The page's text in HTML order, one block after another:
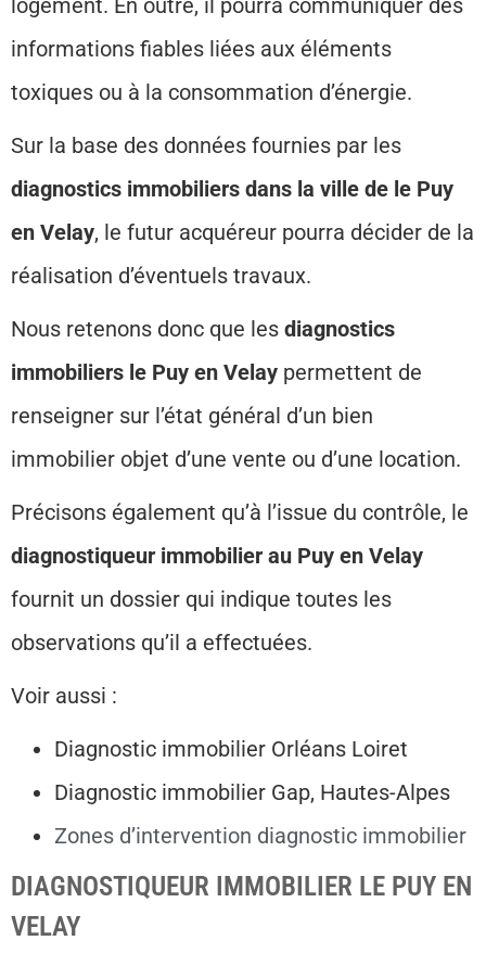
informations fiables liées aux éléments
toxiques ou à la consommation d’énergie.
Sur la base des données fournies par les
diagnostics immobiliers dans la ville de le Puy
en Velay, le futur acquéreur pourra décider de la
réalisation d’éventuels travaux.
Nous retenons donc que les diagnostics
immobiliers le Puy en Velay permettent de
renseigner sur l’état général d’un bien
immobilier objet d’une vente ou d’une location.
Précisons également qu’à l’issue du contrôle, le
diagnostiqueur immobilier au Puy en Velay
fournit un dossier qui indique toutes les
observations qu’il a effectuées.
Voir aussi :
Diagnostic immobilier Orléans Loiret
Diagnostic immobilier Gap, Hautes-Alpes
Zones d’intervention diagnostic immobilier
DIAGNOSTIQUEUR IMMOBILIER LE PUY EN
VELAY